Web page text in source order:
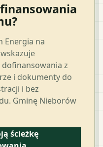
Energia na
z
i dokumenty do
i bez
Gminę Nieborów
ścieżkę